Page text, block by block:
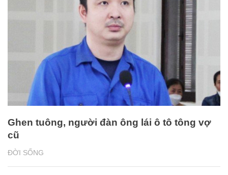
ĐỜI SỐNG
Ghen tuông, người đàn ông lái ô tô tông vợ
cũ